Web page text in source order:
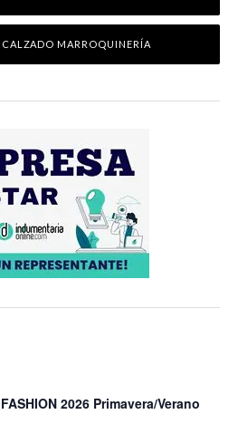
CALZADO MARROQUINERÍA
2026 Primavera/Verano